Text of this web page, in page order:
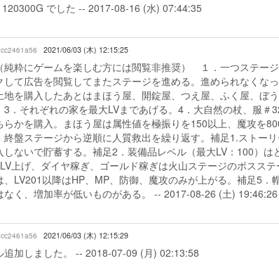
でした -- 2017-08-16 (水) 07:44:35
2021/06/03 (木) 12:15:25
純粋にゲームを楽しむ方には閲覧非推奨） １．一つステー
して広告を閲覧してまたステージを進める。進められなくな
地を購入したあとはまほう屋、開錠屋、つえ屋、ふく屋、ぼ
3．それぞれの家を最大LVまであげる。4．大自然の杖、服＃
らかを購入。まほう屋は属性値を極振りを150以上、魔攻を
終盤ステージから逆順に人質救出を繰り返す。補足1.ストー
ないで貯蓄する。補足2．装備品レベル（最大LV：100）
上げ、ダイヤ稼ぎ、ゴールド稼ぎは火山ステージのボスス
、LV201以降はHP、MP、防御、魔攻のみが上がる。補足5．
なく、増加率が低いものがある。 -- 2017-08-26 (土) 19:46:26
2021/06/03 (木) 12:15:29
追加しました。 -- 2018-07-09 (月) 02:13:58